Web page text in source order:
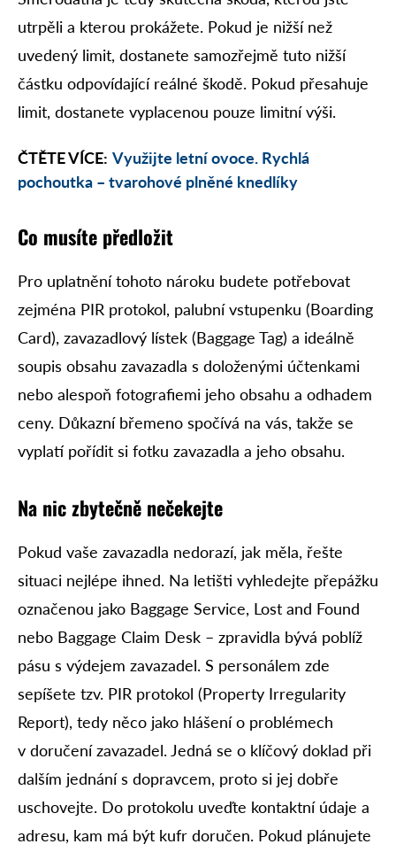
utrpěli a kterou prokážete. Pokud je nižší než
uvedený limit, dostanete samozřejmě tuto nižší
částku odpovídající reálné škodě. Pokud přesahuje
limit, dostanete vyplacenou pouze limitní výši.
ČTĚTE VÍCE: Využijte letní ovoce. Rychlá
pochoutka – tvarohové plněné knedlíky
Co musíte předložit
Pro uplatnění tohoto nároku budete potřebovat
zejména PIR protokol, palubní vstupenku (Boarding
Card), zavazadlový lístek (Baggage Tag) a ideálně
soupis obsahu zavazadla s doloženými účtenkami
nebo alespoň fotografiemi jeho obsahu a odhadem
ceny. Důkazní břemeno spočívá na vás, takže se
vyplatí pořídit si fotku zavazadla a jeho obsahu.
Na nic zbytečně nečekejte
Pokud vaše zavazadla nedorazí, jak měla, řešte
situaci nejlépe ihned. Na letišti vyhledejte přepážku
označenou jako Baggage Service, Lost and Found
nebo Baggage Claim Desk – zpravidla bývá poblíž
pásu s výdejem zavazadel. S personálem zde
sepíšete tzv. PIR protokol (Property Irregularity
Report), tedy něco jako hlášení o problémech
v doručení zavazadel. Jedná se o klíčový doklad při
dalším jednání s dopravcem, proto si jej dobře
uschovejte. Do protokolu uveďte kontaktní údaje a
adresu, kam má být kufr doručen. Pokud plánujete